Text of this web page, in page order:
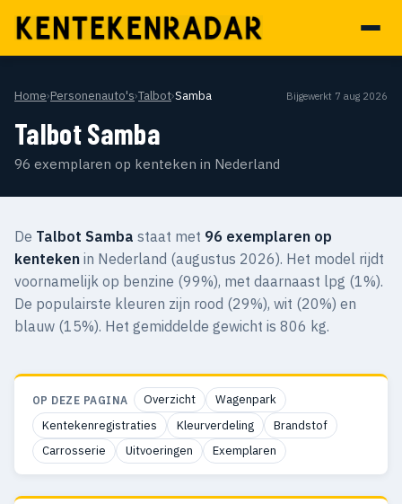
Home›Personenauto's›Talbot›Samba Bijgewerkt 7 aug 2026
Talbot Samba
96 exemplaren op kenteken in Nederland
De Talbot Samba staat met 96 exemplaren op
kenteken in Nederland (augustus 2026). Het model rijdt
voornamelijk op benzine (99%), met daarnaast lpg (1%).
De populairste kleuren zijn rood (29%), wit (20%) en
blauw (15%). Het gemiddelde gewicht is 806 kg.
OP DEZE PAGINA Overzicht
Wagenpark
Kentekenregistraties
Kleurverdeling
Brandstof
Carrosserie
Uitvoeringen Exemplaren